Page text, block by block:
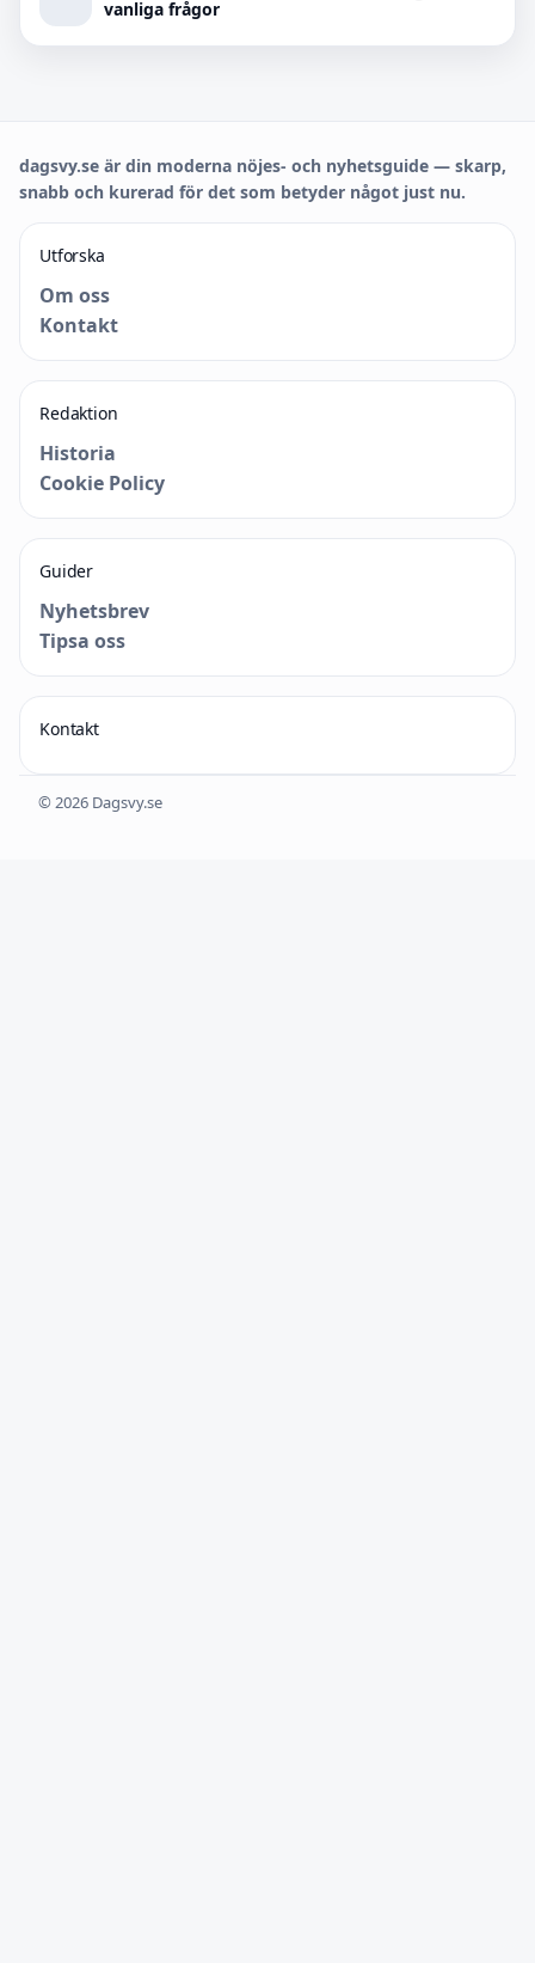
vanliga frågor
dagsvy.se är din moderna nöjes- och nyhetsguide — skarp,
snabb och kurerad för det som betyder något just nu.
Utforska
Om oss
Kontakt
Redaktion
Historia
Cookie Policy
Guider
Nyhetsbrev
Tipsa oss
Kontakt
© 2026 Dagsvy.se